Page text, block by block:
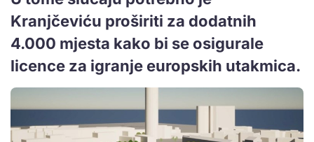
Kranjčeviću proširiti za dodatnih
4.000 mjesta kako bi se osigurale
licence za igranje europskih utakmica.